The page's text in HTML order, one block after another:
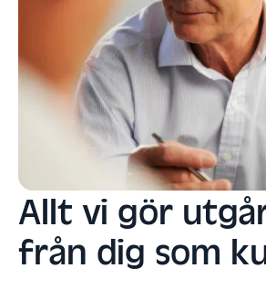
Allt vi gör
från dig som